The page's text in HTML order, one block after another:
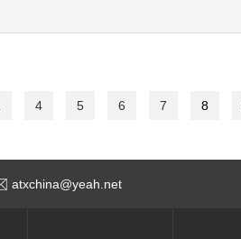
4 5 6 7 8
atxchina@yeah.net